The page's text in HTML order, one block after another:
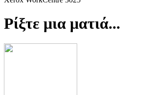
Ρίξτε μια ματιά...